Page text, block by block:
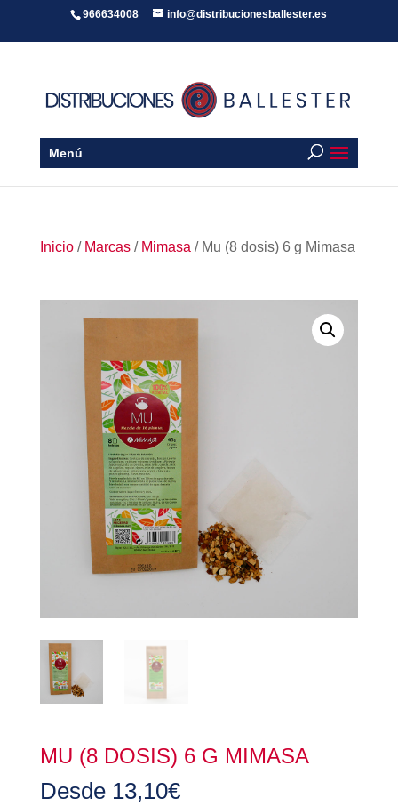
966634008 info@distribucionesballester.es
Menú
Inicio/ Marcas/ Mimasa / Mu (8 dosis) 6 g Mimasa
MU (8 DOSIS) 6 G MIMASA
Desde 13,10€